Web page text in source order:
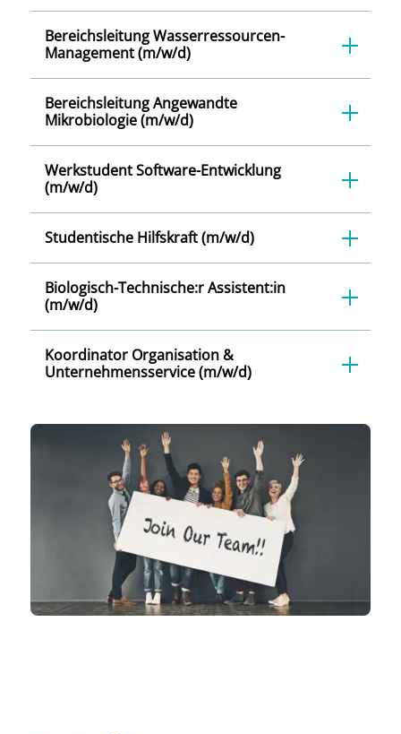
Bereichsleitung Wasserressourcen-
Management (m/w/d)
Bereichsleitung Angewandte
Mikrobiologie (m/w/d)
Werkstudent Software-Entwicklung
(m/w/d)
Studentische Hilfskraft (m/w/d)
Biologisch-Technische:r Assistent:in
(m/w/d)
Koordinator Organisation &
Unternehmensservice (m/w/d)